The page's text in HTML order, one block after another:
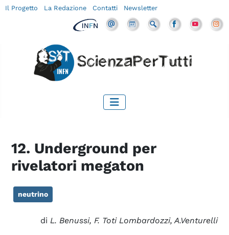
Il Progetto La Redazione Contatti Newsletter
12. Underground per
rivelatori megaton
neutrino
di L. Benussi, F. Toti Lombardozzi, A.Venturelli